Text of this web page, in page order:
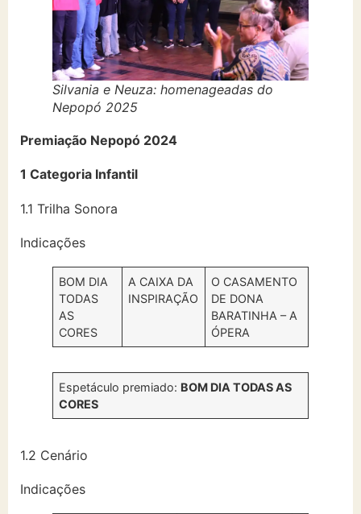
Silvania e Neuza: homenageadas do
Nepopó 2025
Premiação Nepopó 2024
1 Categoria Infantil
1.1 Trilha Sonora
Indicações
BOM DIA
TODAS
AS
CORES
A CAIXA DA
INSPIRAÇÃO
O CASAMENTO
DE DONA
BARATINHA – A
ÓPERA
Espetáculo premiado: BOM DIA TODAS AS
CORES
1.2 Cenário
Indicações